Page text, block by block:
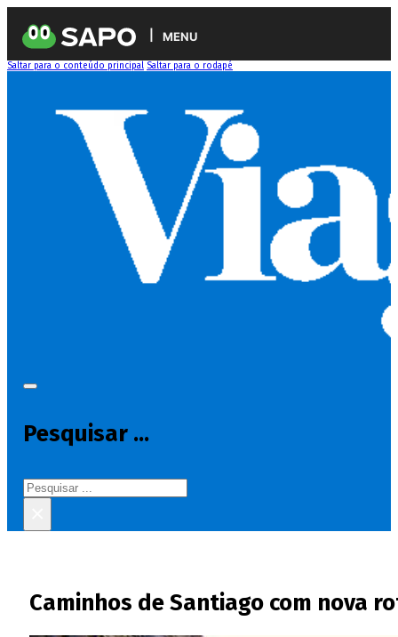
MENU
Saltar para o conteúdo principal Saltar para o rodapé
Pesquisar ...
Pesquisar
Caminhos de Santiago com nova